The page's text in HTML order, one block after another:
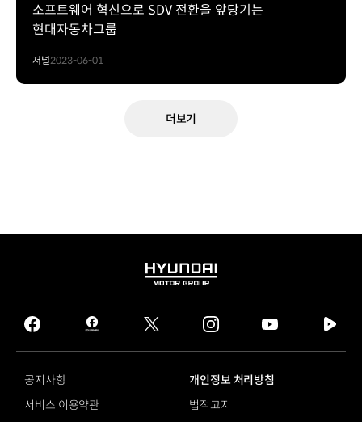
소프트웨어 혁신으로 SDV 전환을 앞당기는
현대자동차그룹
저널2023-06-01
더보기
HYUNDAI
GROUP
facebook
hmg
journal
twitter instagram
tv
공지사항
개인정보 처리방침
서비스 이용약관
법적고지